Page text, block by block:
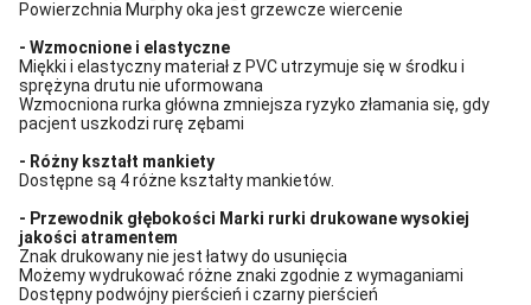
Powierzchnia Murphy oka jest grzewcze wiercenie
- Wzmocnione i elastyczne
Miękki i elastyczny materiał z PVC utrzymuje się w środku i
sprężyna drutu nie uformowana
Wzmocniona rurka główna zmniejsza ryzyko złamania się, gdy
pacjent uszkodzi rurę zębami
- Różny kształt mankiety
Dostępne są 4 różne kształty mankietów.
- Przewodnik głębokości Marki rurki drukowane wysokiej
jakości atramentem
Znak drukowany nie jest łatwy do usunięcia
Możemy wydrukować różne znaki zgodnie z wymaganiami
Dostępny podwójny pierścień i czarny pierścień